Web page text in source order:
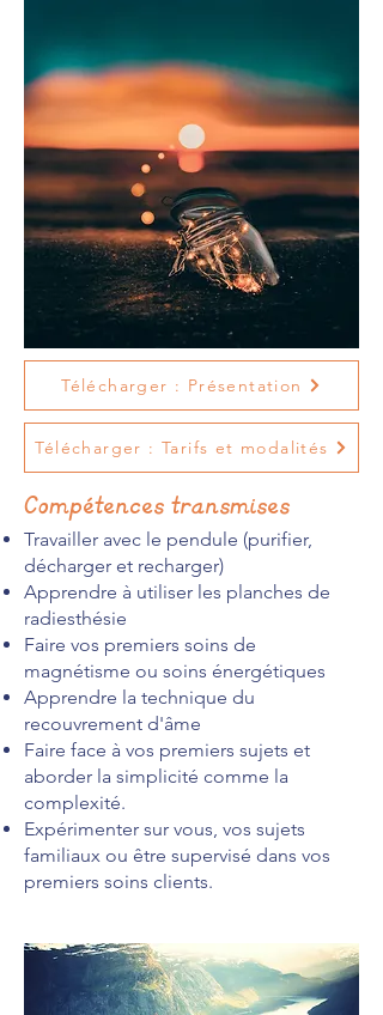
Télécharger : Présentation
Télécharger : Tarifs et modalités
Compétences transmises
Travailler avec le pendule (purifier,
décharger et recharger)
Apprendre à utiliser les planches de
radiesthésie
Faire vos premiers soins de
magnétisme ou soins énergétiques
Apprendre la technique du
recouvrement d'âme
Faire face à vos premiers sujets et
aborder la simplicité comme la
complexité.
Expérimenter sur vous, vos sujets
familiaux ou être supervisé dans vos
premiers soins clients.